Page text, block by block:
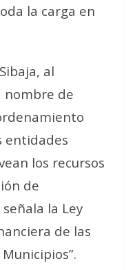
la carga en
al
nombre de
entidades
los recursos
de
la Ley
de las